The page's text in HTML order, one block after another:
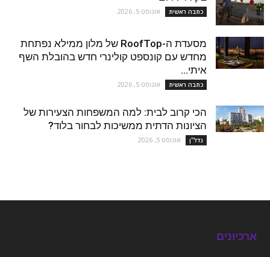
כתבה ראשית אוגוסט 5, 2026
מסעדת ה-RoofTop של מלון ממילא נפתחת
מחדש עם קונספט קולינרי חדש בהובלת השף
איתי...
כתבה ראשית אוגוסט 5, 2026
הכי קרוב לבית: למה המשפחות הצעירות של
הציונות הדתית ממשיכות לבחור בלוד?
נדל''ן אוגוסט 5, 2026
ארכיונים